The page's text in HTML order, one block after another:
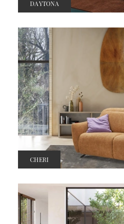
DAYTONA
CHERI